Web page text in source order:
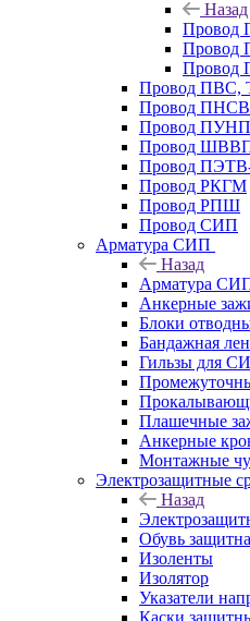
Назад
Провод
Провод
Провод
Провод ПВС,
Провод ПНСВ
Провод
Провод
Провод
Провод РКГМ
Провод РПШ
Провод СИП
Арматура СИП
Назад
Арматура
Анкерные
Блоки
Бандажная
Гильзы для
Плашечные
Анкерные
Монтажные
Электрозащитные
Назад
Обувь
Изоленты
Изолятор
Указатели
Каски